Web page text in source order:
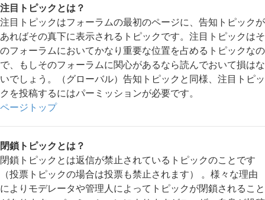
注目トピックとは？
注目トピックはフォーラムの最初のページに、告知トピックが
あればその真下に表示されるトピックです。注目トピックはそ
のフォーラムにおいてかなり重要な位置を占めるトピックなの
で、もしそのフォーラムに関心があるなら読んでおいて損はな
いでしょう。（グローバル）告知トピックと同様、注目トピッ
クを投稿するにはパーミッションが必要です。
ページトップ
閉鎖トピックとは？
閉鎖トピックとは返信が禁止されているトピックのことです
（投票トピックの場合は投票も禁止されます） 。様々な理由
によりモデレータや管理人によってトピックが閉鎖されること